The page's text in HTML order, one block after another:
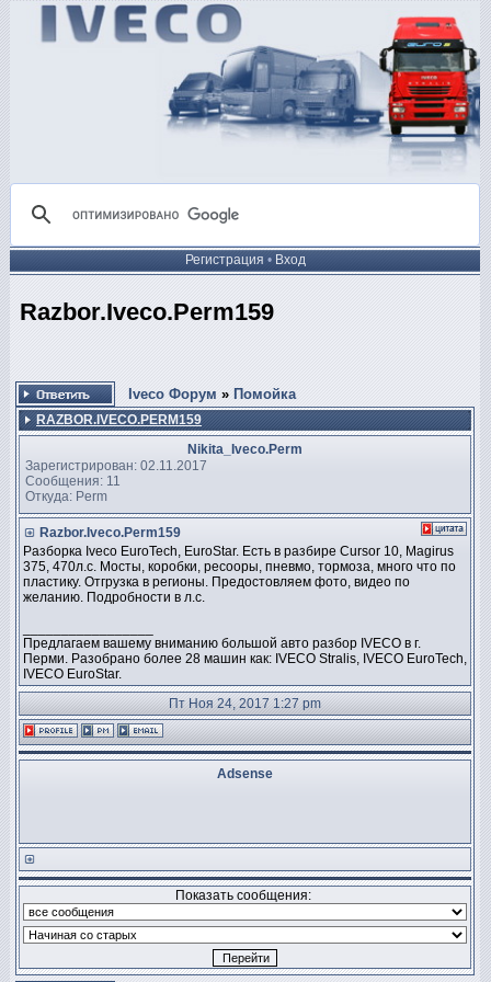
Регистрация • Вход
Razbor.Iveco.Perm159
Iveco Форум » Помойка
RAZBOR.IVECO.PERM159
Nikita_Iveco.Perm
Зарегистрирован: 02.11.2017
Сообщения: 11
Откуда: Perm
Razbor.Iveco.Perm159
Разборка Iveco EuroTech, EuroStar. Есть в разбире Cursor 10, Magirus
375, 470л.с. Мосты, коробки, ресооры, пневмо, тормоза, много что по
пластику. Отгрузка в регионы. Предостовляем фото, видео по
желанию. Подробности в л.с.
Предлагаем вашему вниманию большой авто разбор IVECO в г.
Перми. Разобрано более 28 машин как: IVECO Stralis, IVECO EuroTech,
IVECO EuroStar.
Пт Ноя 24, 2017 1:27 pm
Adsense
Показать сообщения: